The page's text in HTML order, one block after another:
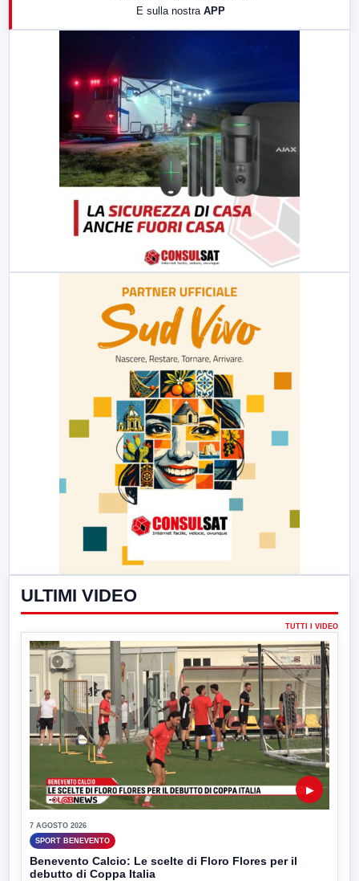
E sulla nostra APP
ULTIMI VIDEO
TUTTI I VIDEO
▶
7 AGOSTO 2026
SPORT BENEVENTO
Benevento Calcio: Le scelte di Floro Flores per il
debutto di Coppa Italia